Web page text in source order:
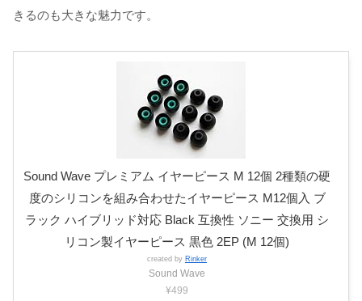
きるのも大きな魅力です。
Sound Wave プレミアム イヤーピース M 12個 2種類の硬
度のシリコンを組み合わせたイヤーピース M12個入 ブ
ラック ハイブリッド対応 Black 互換性 ソニー 交換用 シ
リコン製イヤーピース 黒色 2EP (M 12個)
created by Rinker
Sound Wave
¥499